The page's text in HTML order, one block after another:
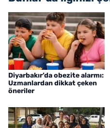
Diyarbakır’da obezite alarmı:
Uzmanlardan dikkat çeken
öneriler